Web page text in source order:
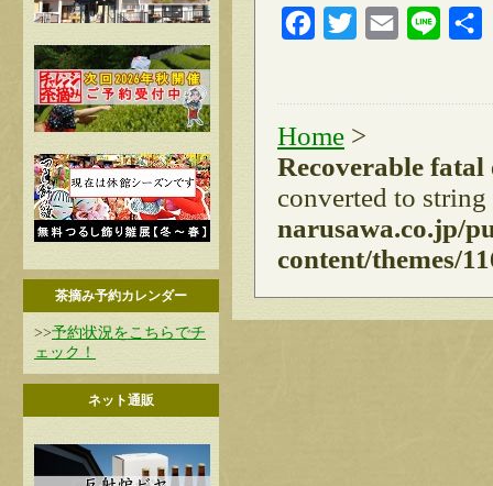
茶摘み予約カレンダー
>>予約状況をこちらでチ
ェック！
ネット通販
FacebookTwitter Email Line
Home >
Recoverable
converted to
narusawa.co.jp/
content/themes/